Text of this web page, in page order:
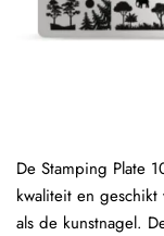
De Stamping Plate
kwaliteit en
als de kunstnagel.